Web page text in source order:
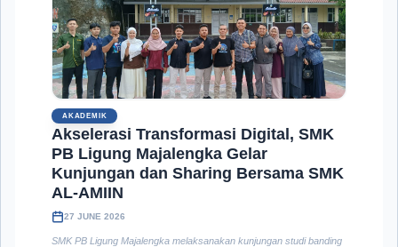
AKADEMIK
Akselerasi Transformasi Digital, SMK
PB Ligung Majalengka Gelar
Kunjungan dan Sharing Bersama SMK
AL-AMIIN
27 JUNE 2026
SMK PB Ligung Majalengka melaksanakan kunjungan studi banding